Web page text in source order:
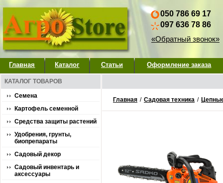
050 786 69 17
097 636 78 86
«Обратный звонок»
Главная Каталог Статьи Оформление заказа
КАТАЛОГ ТОВАРОВ
Семена
Картофель семенной
Средства защиты растений
Удобрения, грунты,
биопрепараты
Садовый декор
Садовый инвентарь и
аксессуары
Главная / Садовая техника /